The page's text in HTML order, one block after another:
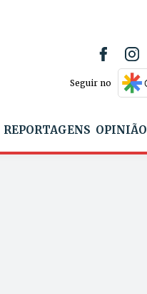
Seguir no
REPORTAGENS OPINIÃO